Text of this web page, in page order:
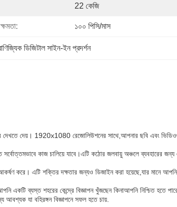
22 কেজি
১০০ পিসি/মাস
ডিজিটাল সাইন-ইন প্রদর্শন
দেখতে দেয়। 1920x1080 রেজোলিউশনের সাথে,আপনার ছবি এবং
সর্বোত্তমভাবে কাজ চালিয়ে যাবে।এটি কঠোর জলবায়ু অঞ্চলে ব্যবহারের
করে। এটি শক্তির দক্ষতার জন্যও ডিজাইন করা হয়েছে,যার মানে
একটি ব্যস্ত শহরের কেন্দ্রে বিজ্ঞাপন খুঁজছেন কিনাআপনি নিশ্চিত হতে
যা বহিরঙ্গন বিজ্ঞাপনে সফল হতে চায়.